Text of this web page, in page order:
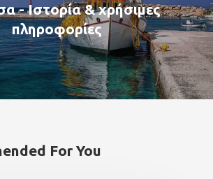
- Ιστορία & χρήσιμες
πληροφορίες
For You